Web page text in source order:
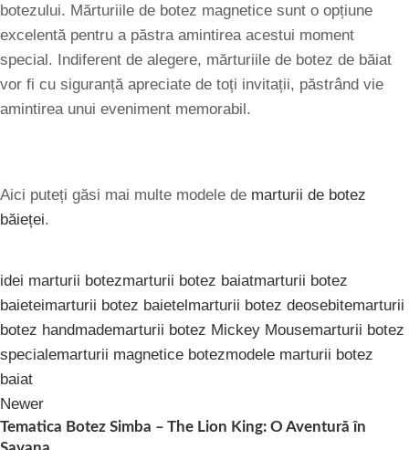
botezului. Mărturiile de botez magnetice sunt o opțiune
excelentă pentru a păstra amintirea acestui moment
special. Indiferent de alegere, mărturiile de botez de băiat
vor fi cu siguranță apreciate de toți invitații, păstrând vie
amintirea unui eveniment memorabil.
Aici puteți găsi mai multe modele de marturii de botez
băieței.
idei marturii botezmarturii botez baiatmarturii botez
baieteimarturii botez baietelmarturii botez deosebitemarturii
botez handmademarturii botez Mickey Mousemarturii botez
specialemarturii magnetice botezmodele marturii botez
baiat
Newer
Tematica Botez Simba – The Lion King: O Aventură în